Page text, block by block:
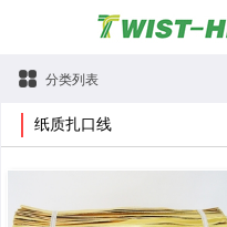
分类列表
纸质扎口线